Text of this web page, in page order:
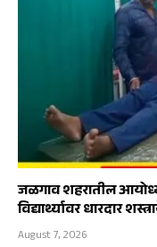
जळगाव शहरातील
विद्यार्थ्यावर धारदार
August 7, 2026